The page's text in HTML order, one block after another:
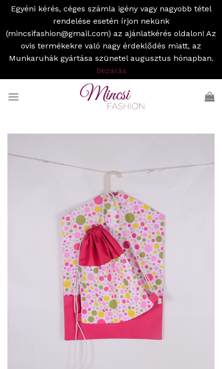
Egyéni kérés, céges számla igény vagy nagyobb tétel
rendelése esetén írjon nekünk
(mincsifashion@gmail.com) az ajánlatkérés oldalon! Az
ovis termékekre való nagy érdeklődés miatt, az
Munkaruhák gyártása szünetel augusztus hónapban.
Bezárás